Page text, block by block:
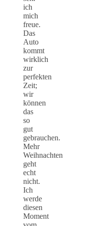
ich
mich
freue.
Das
Auto
kommt
wirklich
zur
perfekten
Zeit;
wir
können
das
so
gut
gebrauchen.
Mehr
Weihnachten
geht
echt
nicht.
Ich
werde
diesen
Moment